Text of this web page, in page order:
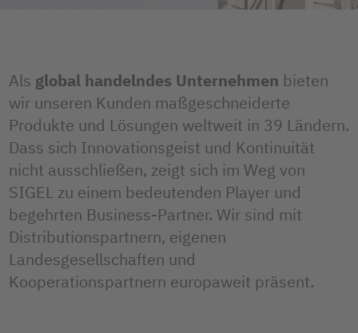
Als global handelndes Unternehmen bieten
wir unseren Kunden maßgeschneiderte
Produkte und Lösungen weltweit in 39 Ländern.
Dass sich Innovationsgeist und Kontinuität
nicht ausschließen, zeigt sich im Weg von
SIGEL zu einem bedeutenden Player und
begehrten Business-Partner. Wir sind mit
Distributionspartnern, eigenen
Landesgesellschaften und
Kooperationspartnern europaweit präsent.